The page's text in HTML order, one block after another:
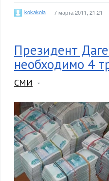
kokakola 7 марта 2011, 21:21
Президент
необходимо 4
СМИ